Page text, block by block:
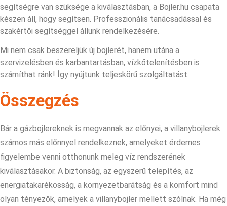
segítségre van szüksége a kiválasztásban, a Bojler.hu csapata
készen áll, hogy segítsen. Professzionális tanácsadással és
szakértői segítséggel állunk rendelkezésére.
Mi nem csak beszereljük új bojlerét, hanem utána a
szervizelésben és karbantartásban, vízkőtelenítésben is
számíthat ránk! Így nyújtunk teljeskörű szolgáltatást.
Összegzés
Bár a gázbojlereknek is megvannak az előnyei, a villanybojlerek
számos más előnnyel rendelkeznek, amelyeket érdemes
figyelembe venni otthonunk meleg víz rendszerének
kiválasztásakor. A biztonság, az egyszerű telepítés, az
energiatakarékosság, a környezetbarátság és a komfort mind
olyan tényezők, amelyek a villanybojler mellett szólnak. Ha még